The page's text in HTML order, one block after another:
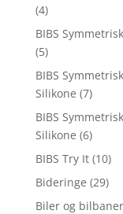
(4)
BIBS
(5)
BIBS
Silikone (7)
BIBS
Silikone (6)
BIBS Try It (10)
Bideringe (29)
Biler og bilbaner